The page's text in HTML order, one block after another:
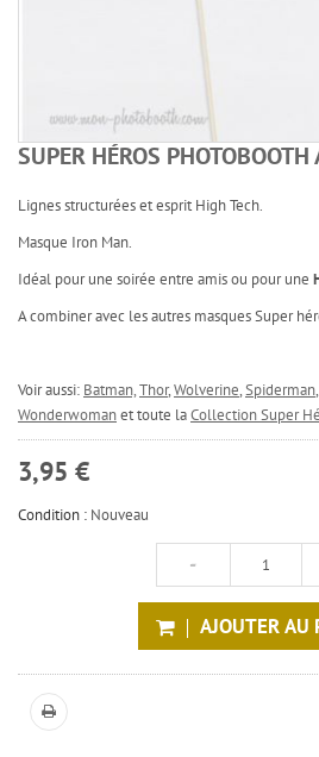
SUPER HÉROS PHOTOBOOTH
Lignes structurées et esprit High Tech.
Masque Iron Man.
Idéal pour une soirée entre amis ou pour une
A combiner avec les autres masques Super
Voir aussi: Batman,Thor,Wolverine,Spiderman,
Wonderwomanet toute laCollection Super
3,95 €
Condition : Nouveau
AJOUTER AU